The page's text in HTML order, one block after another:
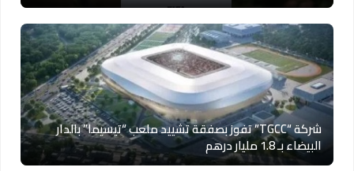
شركة “TGCC” تفوز بصفقة تشييد ملعب “تيسيما” بالدار
البيضاء بـ 1.8 مليار درهم